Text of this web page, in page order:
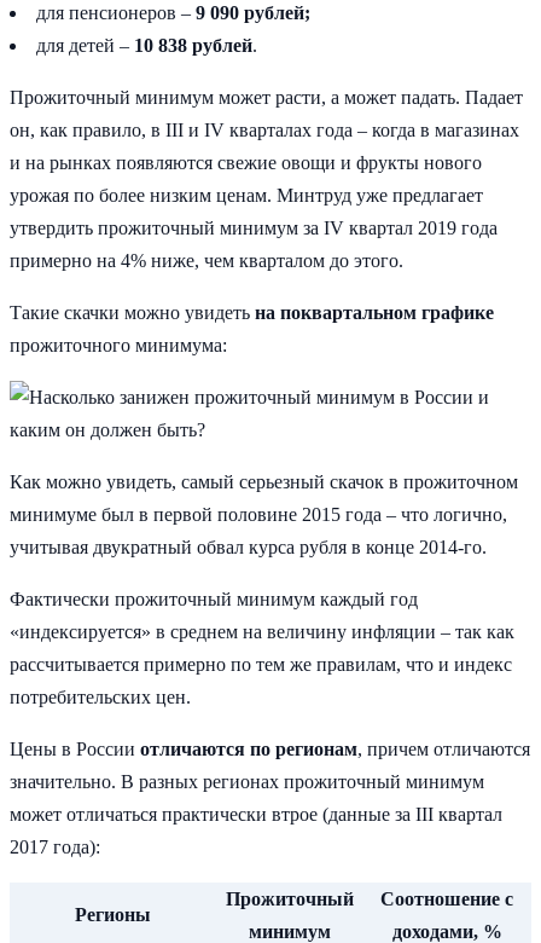
для пенсионеров – 9 090 рублей;
для детей – 10 838 рублей.
Прожиточный минимум может расти, а может падать. Падает
он, как правило, в III и IV кварталах года – когда в магазинах
и на рынках появляются свежие овощи и фрукты нового
урожая по более низким ценам. Минтруд уже предлагает
утвердить прожиточный минимум за IV квартал 2019 года
примерно на 4% ниже, чем кварталом до этого.
Такие скачки можно увидеть на поквартальном графике
прожиточного минимума:
Как можно увидеть, самый серьезный скачок в прожиточном
минимуме был в первой половине 2015 года – что логично,
учитывая двукратный обвал курса рубля в конце 2014-го.
Фактически прожиточный минимум каждый год
«индексируется» в среднем на величину инфляции – так как
рассчитывается примерно по тем же правилам, что и индекс
потребительских цен.
Цены в России отличаются по регионам, причем отличаются
значительно. В разных регионах прожиточный минимум
может отличаться практически втрое (данные за III квартал
2017 года):
Регионы
Прожиточный
минимум
Соотношение с
доходами, %